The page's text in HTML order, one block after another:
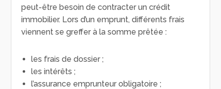
peut-être besoin de contracter un crédit
immobilier. Lors d’un emprunt, différents frais
viennent se greffer à la somme prêtée :
les frais de dossier ;
les intérêts ;
l’assurance emprunteur obligatoire ;